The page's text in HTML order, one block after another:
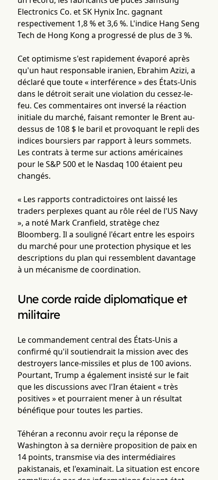
Electronics Co. et SK Hynix Inc. gagnant
respectivement 1,8 % et 3,6 %. L'indice Hang Seng
Tech de Hong Kong a progressé de plus de 3 %.
Cet optimisme s'est rapidement évaporé après
qu'un haut responsable iranien, Ebrahim Azizi, a
déclaré que toute « interférence » des États-Unis
dans le détroit serait une violation du cessez-le-
feu. Ces commentaires ont inversé la réaction
initiale du marché, faisant remonter le Brent au-
dessus de 108 $ le baril et provoquant le repli des
indices boursiers par rapport à leurs sommets.
Les contrats à terme sur actions américaines
pour le S&P 500 et le Nasdaq 100 étaient peu
changés.
« Les rapports contradictoires ont laissé les
traders perplexes quant au rôle réel de l'US Navy
», a noté Mark Cranfield, stratège chez
Bloomberg. Il a souligné l'écart entre les espoirs
du marché pour une protection physique et les
descriptions du plan qui ressemblent davantage
à un mécanisme de coordination.
Une corde raide diplomatique et
militaire
Le commandement central des États-Unis a
confirmé qu'il soutiendrait la mission avec des
destroyers lance-missiles et plus de 100 avions.
Pourtant, Trump a également insisté sur le fait
que les discussions avec l'Iran étaient « très
positives » et pourraient mener à un résultat
bénéfique pour toutes les parties.
Téhéran a reconnu avoir reçu la réponse de
Washington à sa dernière proposition de paix en
14 points, transmise via des intermédiaires
pakistanais, et l'examinait. La situation est encore